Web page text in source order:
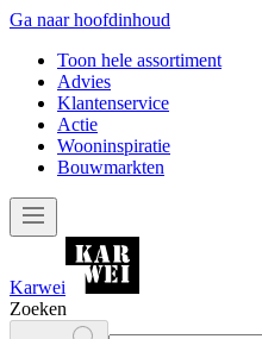
Ga naar hoofdinhoud
Toon hele assortiment
Advies
Klantenservice
Actie
Wooninspiratie
Bouwmarkten
Karwei
Zoeken